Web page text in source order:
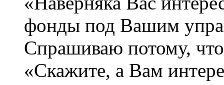
фонды под Вашим
Спрашиваю потому,
«Скажите, а Вам